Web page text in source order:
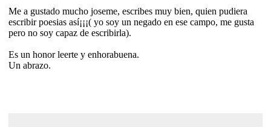
Me a gustado mucho joseme, escribes muy bien, quien pudiera
escribir poesias así¡¡¡( yo soy un negado en ese campo, me gusta
pero no soy capaz de escribirla).
Es un honor leerte y enhorabuena.
Un abrazo.